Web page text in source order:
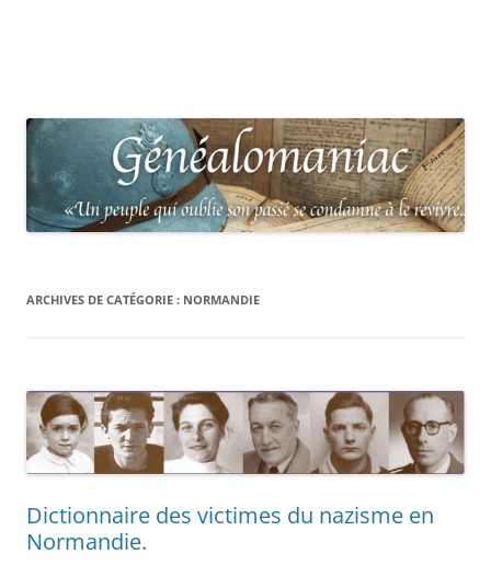
ARCHIVES DE CATÉGORIE : NORMANDIE
Dictionnaire des victimes du nazisme en
Normandie.